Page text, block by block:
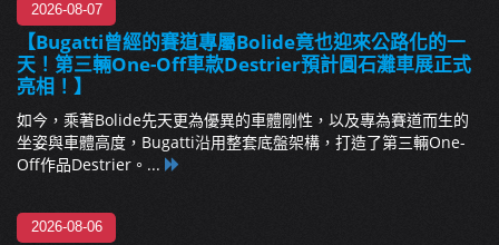
2026-08-07
【Bugatti曾經的賽道專屬Bolide竟也迎來公路化的一
天！第三輛One-Off車款Destrier預計圓石灘車展正式
亮相！】
如今，乘著Bolide先天更為優異的車體剛性，以及專為賽道而生的
坐姿與車體高度，Bugatti沿用整套底盤架構，打造了第三輛One-
Off作品Destrier。...
2026-08-06